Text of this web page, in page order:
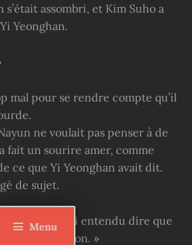
Menu
s’était assombri, et Kim Suho a
Yeonghan.
mal pour se rendre compte qu’il
ne voulait pas penser à de
fait un sourire amer, comme
ce que Yi Yeonghan avait dit.
de sujet.
vas-tu ? J’ai entendu dire que
malédiction. »